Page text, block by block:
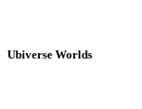
Ubiverse Worlds